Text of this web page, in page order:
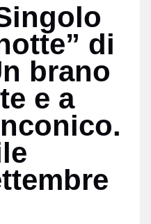
di
brano
e a